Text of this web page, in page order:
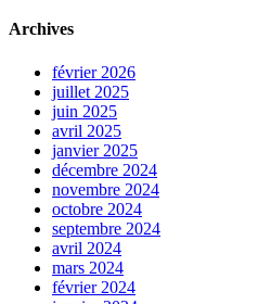
Archives
février 2026
juillet 2025
juin 2025
avril 2025
janvier 2025
décembre 2024
novembre 2024
octobre 2024
septembre 2024
avril 2024
mars 2024
février 2024